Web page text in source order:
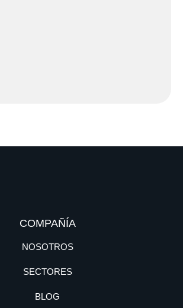
COMPAÑÍA
NOSOTROS
SECTORES
BLOG